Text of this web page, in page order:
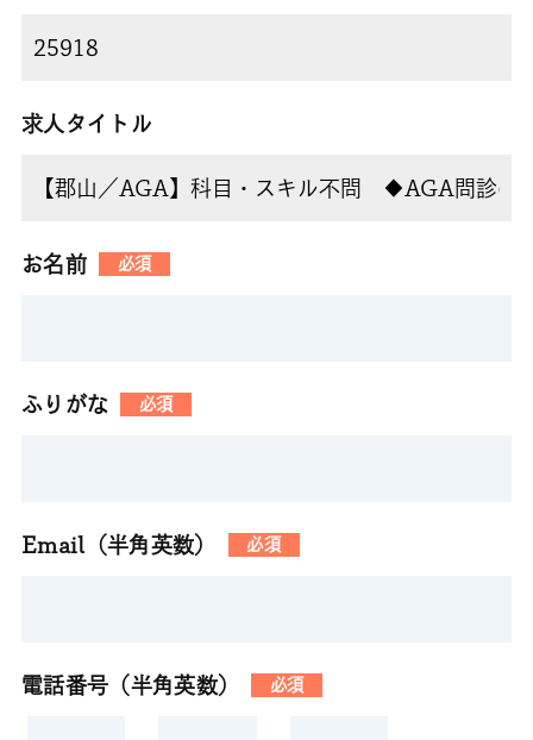
求人タイトル
お名前 必須
ふりがな 必須
Email（半角英数） 必須
電話番号（半角英数） 必須